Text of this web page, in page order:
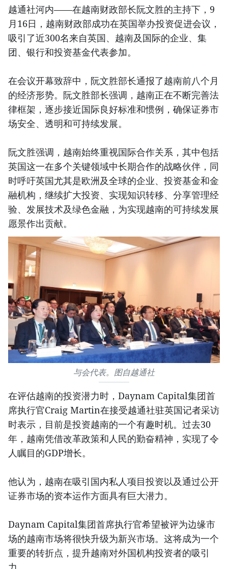
越通社河内——在越南财政部长阮文胜的主持下，9
月16日，越南财政部成功在英国举办投资促进会议，
吸引了近300名来自英国、越南及国际的企业、集
团、银行和投资基金代表参加。
在会议开幕致辞中，阮文胜部长通报了越南前八个月
的经济形势。阮文胜部长强调，越南正在不断完善法
律框架，逐步接近国际良好标准和惯例，确保证券市
场安全、透明和可持续发展。
阮文胜强调，越南始终重视国际合作关系，其中包括
英国这一在多个关键领域中长期合作的战略伙伴，同
时呼吁英国尤其是欧洲及全球的企业、投资基金和金
融机构，继续扩大投资、实现知识转移、分享管理经
验、发展技术及绿色金融，为实现越南的可持续发展
愿景作出贡献。
与会代表。图自越通社
在评估越南的投资潜力时，Daynam Capital集团首
席执行官Craig Martin在接受越通社驻英国记者采访
时表示，目前是投资越南的一个有趣时机。过去30
年，越南凭借改革政策和人民的勤奋精神，实现了令
人瞩目的GDP增长。
他认为，越南在吸引国内私人项目投资以及通过公开
证券市场的资本运作方面具有巨大潜力。
Daynam Capital集团首席执行官希望被评为边缘市
场的越南市场将很快升级为新兴市场。这将成为一个
重要的转折点，提升越南对外国机构投资者的吸引